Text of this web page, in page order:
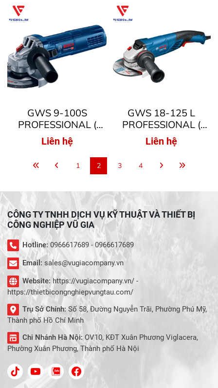
GWS 9-100S
PROFESSIONAL (
MÁY MÀI GÓC )
Liên hệ
GWS 18-125 L
PROFESSIONAL (
MÁY MÀI GÓC )
Liên hệ
1 2 3 4
CÔNG TY TNHH DỊCH VỤ KỸ THUẬT VÀ THIẾT BỊ
CÔNG NGHIỆP VŨ GIA
Hotline: 0966617689 - 0966617689
Email: sales@vugiacompany.vn
Website: https://vugiacompany.vn/ -
https://thietbicongnghiepvungtau.com/
Trụ Sở Chính: Số 58, Đường Nguyễn Trãi, Phường Phú Mỹ,
Thành phố Hồ Chí Minh
Chi Nhánh Hà Nội:OV10, KĐT Xuân Phương Viglacera,
Phường Xuân Phương, Thành phố Hà Nội